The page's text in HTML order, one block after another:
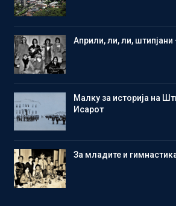
Aприли, ли, ли,
Малку за историја на
Исарот
Зa младите и